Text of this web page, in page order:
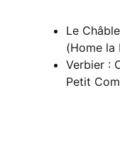
Le
(Home la
Verbier :
Petit